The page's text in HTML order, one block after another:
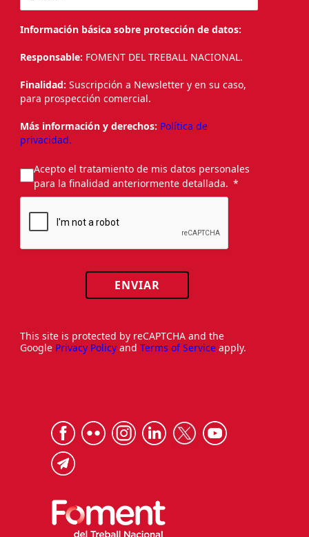
Información básica sobre protección de datos:
Responsable: FOMENT DEL TREBALL NACIONAL.
Finalidad: Suscripción a Newsletter y en su caso,
para prospección comercial.
Más información y derechos: Política de
privacidad.
Acepto el tratamiento de mis datos personales
para la finalidad anteriormente detallada.
ENVIAR
This site is protected by reCAPTCHA and the
Google Privacy Policy and Terms of Service apply.